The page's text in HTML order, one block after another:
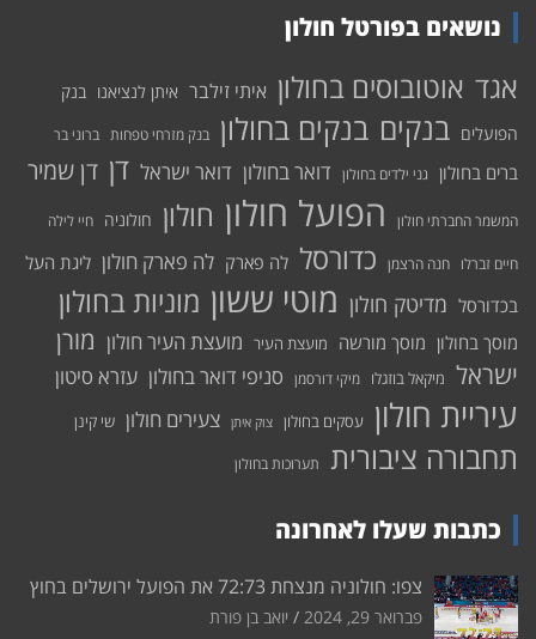
נושאים בפורטל חולון
אגד אוטובוסים בחולון איתי זילבר איתן לנציאנו בנק
הפועלים בנקים בנקים בחולון בנק מזרחי טפחות ברוני בר
ברים בחולון גני ילדים בחולון דואר בחולון דואר ישראל דן דן שמיר
המשמר החברתי חולון הפועל חולון חולון חולוניה חיי לילה
חיים זברלו חנה הרצמן כדורסל לה פארק לה פארק חולון ליגת העל
בכדורסל מדיטק חולון מוטי ששון מוניות בחולון
מוסך בחולון מוסך מורשה מועצת העיר מועצת העיר חולון מורן
ישראל מיקאל בוזגלו מיקי דורסמן סניפי דואר בחולון עזרא סיטון
עיריית חולון עסקים בחולון צוק איתן צעירים חולון שי קינן
תחבורה ציבורית תערוכות בחולון
כתבות שעלו לאחרונה
צפו: חולוניה מנצחת 72:73 את הפועל ירושלים בחוץ
פברואר 29, 2024 יואב בן פורת